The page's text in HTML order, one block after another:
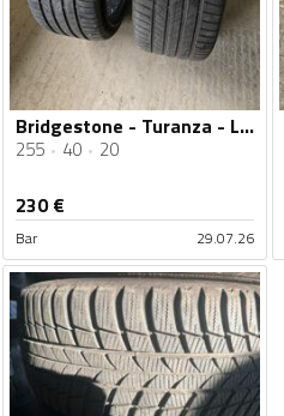
Bridgestone - Turanza - Ljetnja guma
255 40 20
230€
Bar 29.07.26